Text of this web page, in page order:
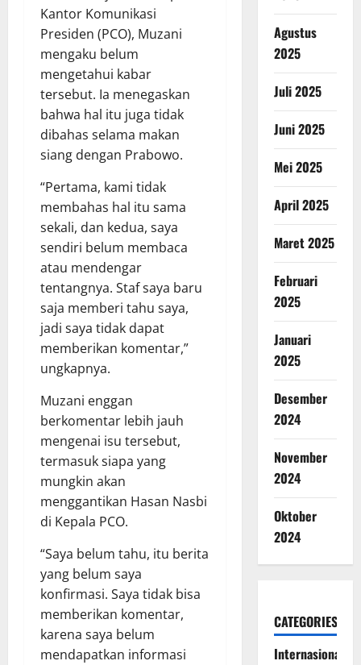
Kantor Komunikasi
Presiden (PCO), Muzani
mengaku belum
mengetahui kabar
tersebut. Ia menegaskan
bahwa hal itu juga tidak
dibahas selama makan
siang dengan Prabowo.
“Pertama, kami tidak
membahas hal itu sama
sekali, dan kedua, saya
sendiri belum membaca
atau mendengar
tentangnya. Staf saya baru
saja memberi tahu saya,
jadi saya tidak dapat
memberikan komentar,”
ungkapnya.
Muzani enggan
berkomentar lebih jauh
mengenai isu tersebut,
termasuk siapa yang
mungkin akan
menggantikan Hasan Nasbi
di Kepala PCO.
“Saya belum tahu, itu berita
yang belum saya
konfirmasi. Saya tidak bisa
memberikan komentar,
karena saya belum
mendapatkan informasi
Agustus
2025
Juli 2025
Juni 2025
Mei 2025
April 2025
Maret 2025
Februari
2025
Januari
2025
Desember
2024
November
2024
Oktober
2024
CATEGORIES
Internasional